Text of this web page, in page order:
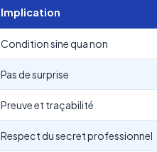
Implication
Condition sine qua non
Pas de surprise
Preuve et traçabilité
Respect du secret professionnel